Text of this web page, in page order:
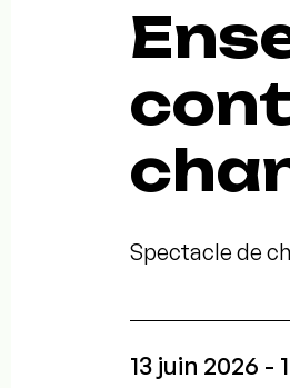
Spectacle de
13 juin 2026 -